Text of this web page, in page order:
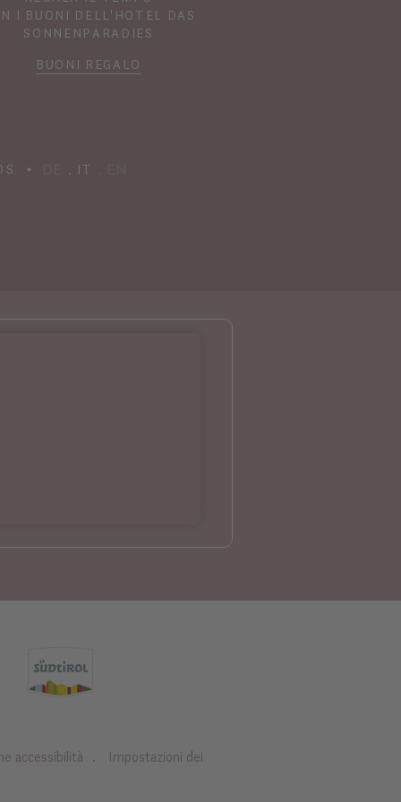
I BUONI DELL'HOTEL DAS
SONNENPARADIES
BUONI REGALO
IT
accessibilità Impostazioni dei